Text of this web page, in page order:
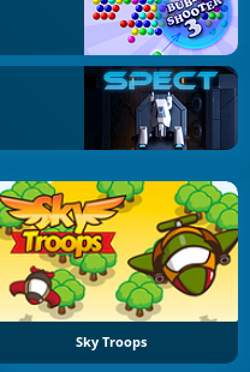
Sky Troops